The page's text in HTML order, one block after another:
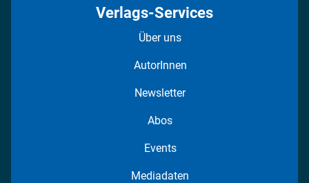
Verlags-Services
Über uns
AutorInnen
Newsletter
Abos
Events
Mediadaten